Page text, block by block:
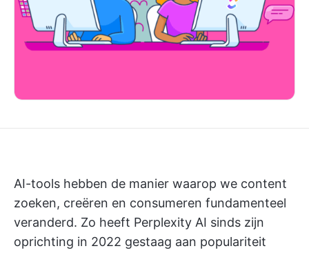
AI-tools hebben de manier waarop we content
zoeken, creëren en consumeren fundamenteel
veranderd. Zo heeft Perplexity AI sinds zijn
oprichting in 2022 gestaag aan populariteit